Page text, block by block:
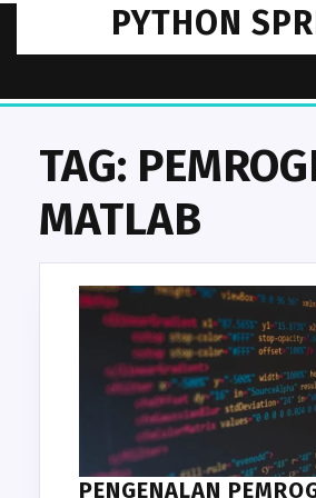
content
PYTHON
TAG:
MATLAB
PENGENALAN